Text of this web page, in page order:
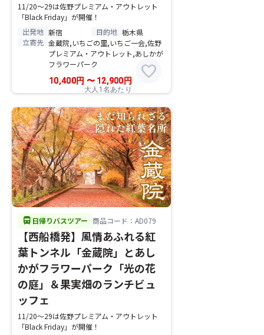
11/20～29は佐野プレミアム・アウトレット
「Black Friday」が開催！
出発地 新宿 目的地 栃木県
立寄先 金蔵院,いちごの里,いちご一会,佐野
プレミアム・アウトレット,あしかが
フラワーパーク
10,400円 〜12,900 円
大人1名あたり
favorite
directions_bus 日帰りバスツアー 商品コード：AD079
【西船橋発】風情あふれる紅
葉トンネル「金蔵院」とあし
かがフラワーパーク「光の花
の庭」＆果実畑のランチビュ
ッフェ
11/20～29は佐野プレミアム・アウトレット
「Black Friday」が開催！